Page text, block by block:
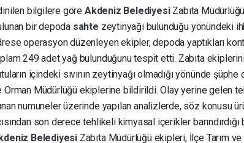
bilgilere göre Akdeniz Belediyesi Zabıta
bir depoda sahte zeytinyağı bulunduğu yönündeki
operasyon düzenleyen ekipler, depoda yaptıkları
249 adet yağ bulunduğunu tespit etti. Zabıta
içindeki sıvının zeytinyağı olmadığı yönünde
Orman Müdürlüğü ekiplerine bildirildi. Olay yerine gelen
numuneler üzerinde yapılan analizlerde, söz konusu
son derece tehlikeli kimyasal içerikler
Belediyesi Zabıta Müdürlüğü ekipleri, İlçe Tarım